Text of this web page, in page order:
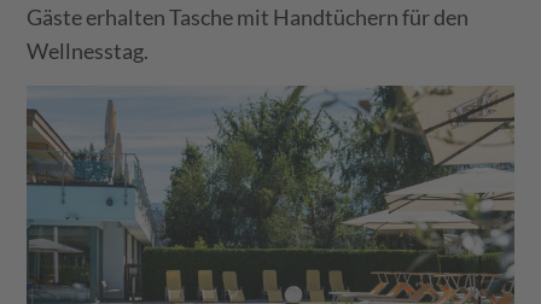
Gäste erhalten Tasche mit Handtüchern für den
Wellnesstag.